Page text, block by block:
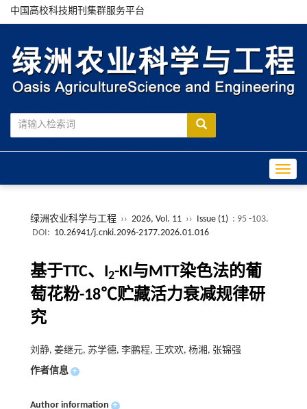
中国高校科技期刊集群服务平台
绿洲农业科学与工程 ›› 2026, Vol. 11 ›› Issue (1) : 95 -103.
DOI: 10.26941/j.cnki.2096-2177.2026.01.016
基于TTC、I 2-KI与MTT染色法的葡
萄花粉-18℃贮藏活力衰减规律研
究
刘静, 姜继元, 苏学德, 李鹏程, 王欢欢, 杨湘, 张锦强
作者信息 +
Author information +